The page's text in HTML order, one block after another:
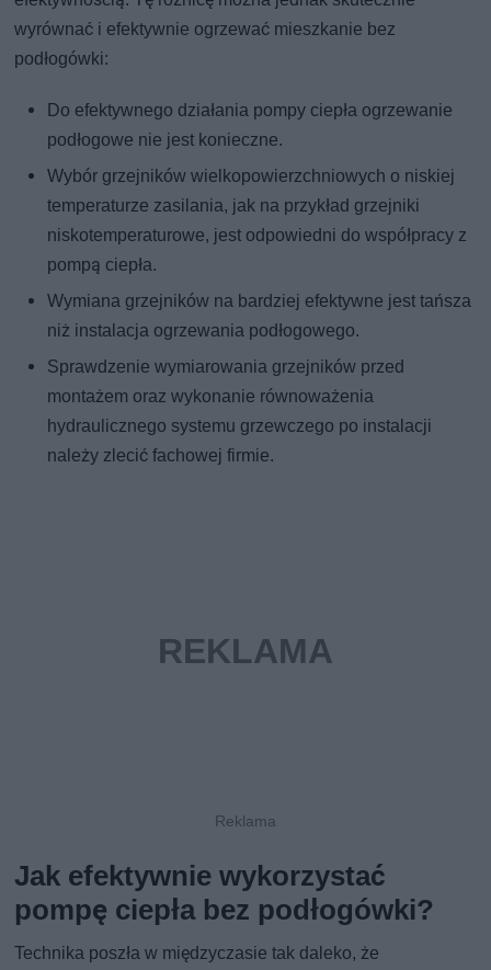
wyrównać i efektywnie ogrzewać mieszkanie bez
podłogówki:
Do efektywnego działania pompy ciepła ogrzewanie
podłogowe nie jest konieczne.
Wybór grzejników wielkopowierzchniowych o niskiej
temperaturze zasilania, jak na przykład grzejniki
niskotemperaturowe, jest odpowiedni do współpracy z
pompą ciepła.
Wymiana grzejników na bardziej efektywne jest tańsza
niż instalacja ogrzewania podłogowego.
Sprawdzenie wymiarowania grzejników przed
montażem oraz wykonanie równoważenia
hydraulicznego systemu grzewczego po instalacji
należy zlecić fachowej firmie.
Jak efektywnie wykorzystać
pompę ciepła bez podłogówki?
Technika poszła w międzyczasie tak daleko, że